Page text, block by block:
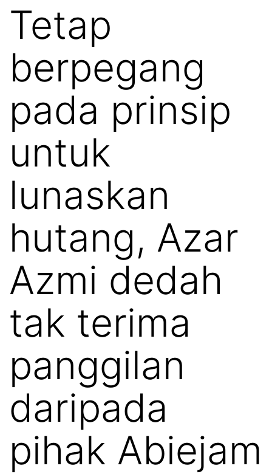
Tetap
berpegang
pada prinsip
untuk
lunaskan
hutang, Azar
Azmi dedah
tak terima
panggilan
daripada
pihak Abiejam